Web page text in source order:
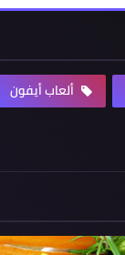
ألعاب أيفون